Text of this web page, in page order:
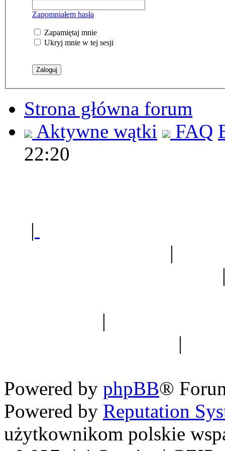
Zapomniałem hasła
Zapamiętaj mnie
Ukryj mnie w tej sesji
Strona główna forum
Aktywne wątki
FAQ
22:20
|
|
|
|
Powered by phpBB®
Powered by Reputation
użytkownikom polskie